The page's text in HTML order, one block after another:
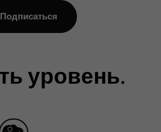
Подписаться
уровень
Ctrl .